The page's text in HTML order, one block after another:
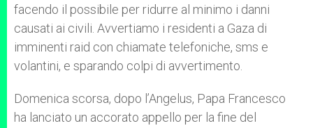
facendo il possibile per ridurre al minimo i danni
causati ai civili. Avvertiamo i residenti a Gaza di
imminenti raid con chiamate telefoniche, sms e
volantini, e sparando colpi di avvertimento.
Domenica scorsa, dopo l’Angelus, Papa Francesco
ha lanciato un accorato appello per la fine del